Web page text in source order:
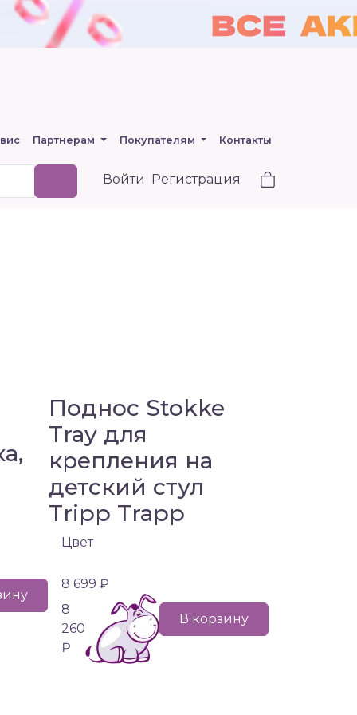
Партнерам Покупателям Контакты
Войти Регистрация
Поднос Stokke
Tray для
крепления на
детский стул
Tripp Trapp
Цвет
8 699 ₽
8
260
₽
В корзину